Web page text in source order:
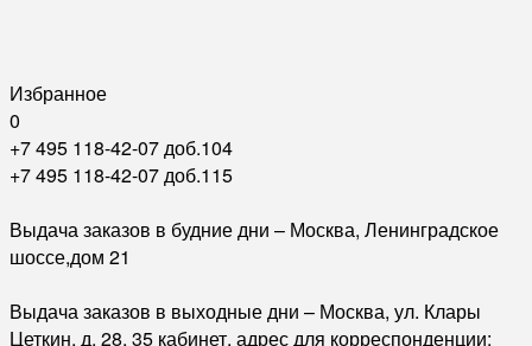
Избранное
0
+7 495 118-42-07 доб.104
+7 495 118-42-07 доб.115
Выдача заказов в будние дни – Москва, Ленинградское
шоссе,дом 21
Выдача заказов в выходные дни – Москва, ул. Клары
Цеткин, д. 28, 35 кабинет, адрес для корреспонденции: